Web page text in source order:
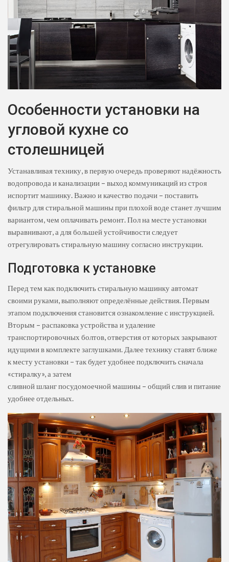
Особенности установки на
угловой кухне со
столешницей
Устанавливая технику, в первую очередь проверяют надёжность
водопровода и канализации – выход коммуникаций из строя
испортит машинку. Важно и качество подачи – поставить
фильтр для стиральной машины при плохой воде станет лучшим
вариантом, чем оплачивать ремонт. Пол на месте установки
выравнивают, а для большей устойчивости следует
отрегулировать стиральную машину согласно инструкции.
Подготовка к установке
Перед тем как подключить стиральную машинку автомат
своими руками, выполняют определённые действия. Первым
этапом подключения становится ознакомление с инструкцией.
Вторым – распаковка устройства и удаление
транспортировочных болтов, отверстия от которых закрывают
идущими в комплекте заглушками. Далее технику ставят ближе
к месту установки – так будет удобнее подключить сначала
«стиралку», а затем
сливной шланг посудомоечной машины – общий слив и питание
удобнее отдельных.